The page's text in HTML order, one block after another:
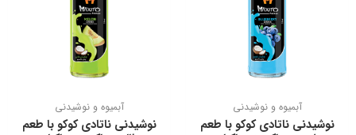
آبمیوه و نوشیدنی
نوشیدنی ناتادی كوكو با طعم
آبمیوه و نوشیدنی
نوشیدنی ناتادی كوكو با طعم